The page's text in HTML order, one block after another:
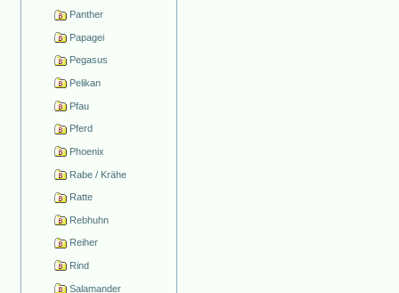
Panther
Papagei
Pegasus
Pelikan
Pfau
Pferd
Phoenix
Rabe / Krähe
Ratte
Rebhuhn
Reiher
Rind
Salamander